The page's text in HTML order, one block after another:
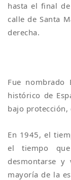
hasta el final
calle de Santa
derecha.
Fue nombrado
histórico de
bajo protección,
En 1945, el
el tiempo
desmontarse
mayoría de la